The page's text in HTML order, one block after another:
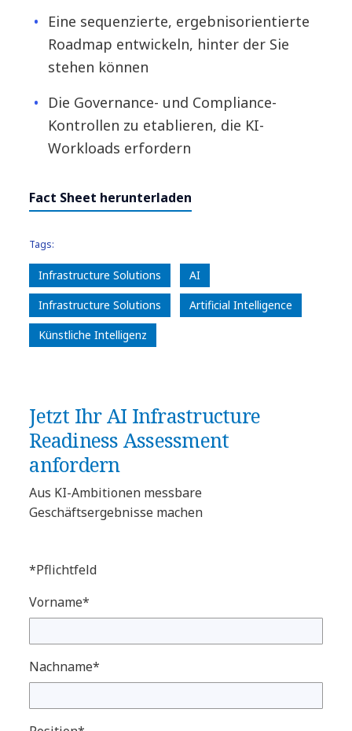
Eine sequenzierte, ergebnisorientierte
Roadmap entwickeln, hinter der Sie
stehen können
Die Governance- und Compliance-
Kontrollen zu etablieren, die KI-
Workloads erfordern
Fact Sheet herunterladen
Tags:
Infrastructure Solutions
AI
Infrastructure Solutions
Artificial Intelligence
Künstliche Intelligenz
Jetzt Ihr AI Infrastructure
Readiness Assessment
anfordern
Aus KI-Ambitionen messbare
Geschäftsergebnisse machen
*Pflichtfeld
Vorname*
Nachname*